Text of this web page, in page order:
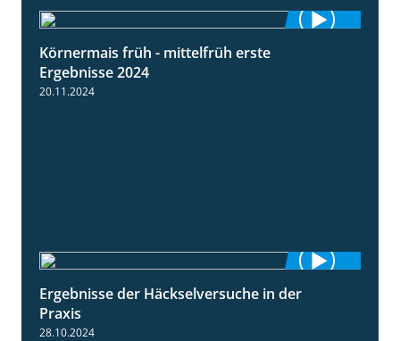
Körnermais früh - mittelfrüh erste
Ergebnisse 2024
20.11.2024
Ergebnisse der Häckselversuche in der
Praxis
28.10.2024